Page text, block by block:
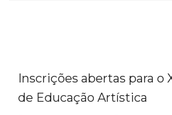
Inscrições abertas para o
de Educação Artística